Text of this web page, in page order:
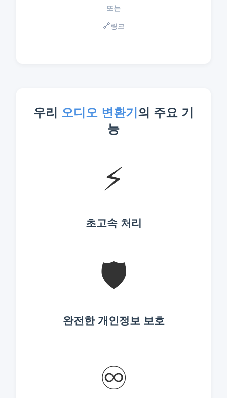
또는
🔗링크
우리 오디오 변환기 의 주요 기
능
⚡
초고속 처리
🛡️
완전한 개인정보 보호
♾️